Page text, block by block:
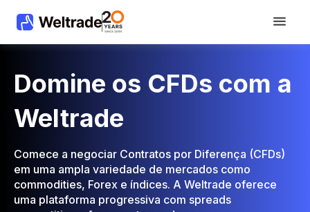
Domine os CFDs com a
Weltrade
Comece a negociar Contratos por Diferença (CFDs)
em uma ampla variedade de mercados como
commodities, Forex e índices. A Weltrade oferece
uma plataforma progressiva com spreads